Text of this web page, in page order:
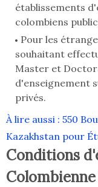
établissements
colombiens
Pour les
souhaitant
Master et
d'enseignement
privés.
À lire aussi : 550
Kazakhstan pour
Conditions